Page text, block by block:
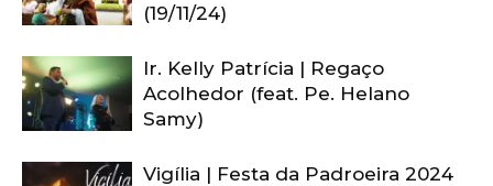
(19/11/24)
Ir. Kelly Patrícia | Regaço
Acolhedor (feat. Pe. Helano
Samy)
Vigília | Festa da Padroeira 2024